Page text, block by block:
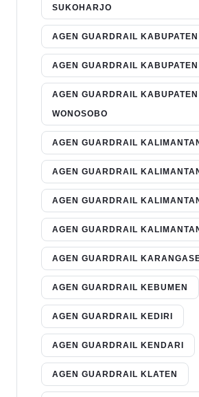
SUKOHARJO
AGEN GUARDRAIL
AGEN GUARDRAIL KABUPATEN
AGEN GUARDRAIL KABUPATEN
WONOSOBO
AGEN GUARDRAIL
AGEN GUARDRAIL
AGEN GUARDRAIL
AGEN GUARDRAIL
AGEN GUARDRAIL
AGEN GUARDRAIL KEBUMEN
AGEN GUARDRAIL KEDIRI
AGEN GUARDRAIL KENDARI
AGEN GUARDRAIL KLATEN